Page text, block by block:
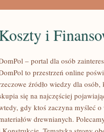
i
– portal dla osób
to przestrzeń online
źródło wiedzy dla
się na najczęściej
gdy ktoś zaczyna myśleć
drewnianych.